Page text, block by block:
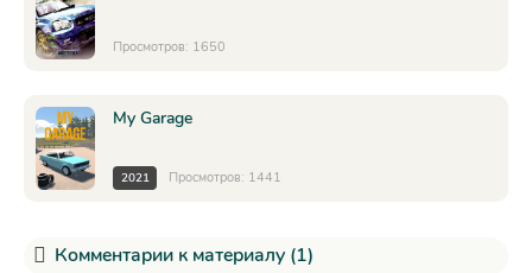
Просмотров: 1650
My Garage
2021 Просмотров: 1441
Комментарии к материалу (1)